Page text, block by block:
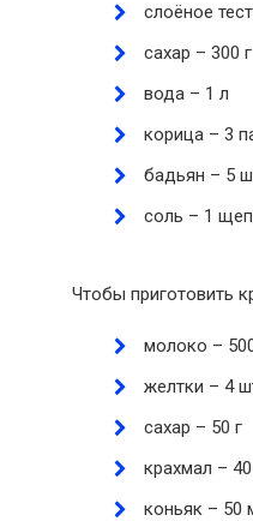
слоёное
сахар – 300 г
вода – 1 л
корица – 3
бадьян – 5
соль – 1
Чтобы приготовить
молоко –
желтки – 4
сахар – 50 г
крахмал – 40
коньяк – 50